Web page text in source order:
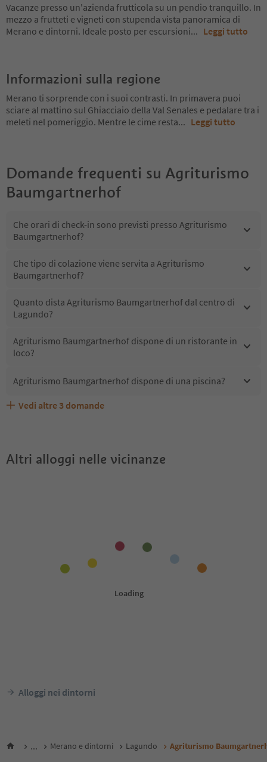
Vacanze presso un'azienda frutticola su un pendio tranquillo. In
mezzo a frutteti e vigneti con stupenda vista panoramica di
Merano e dintorni. Ideale posto per escursioni... Leggi tutto
Informazioni sulla regione
Merano ti sorprende con i suoi contrasti. In primavera puoi
sciare al mattino sul Ghiacciaio della Val Senales e pedalare tra i
meleti nel pomeriggio. Mentre le cime resta... Leggi tutto
Domande frequenti su Agriturismo
Baumgartnerhof
Che orari di check-in sono previsti presso Agriturismo
Baumgartnerhof?
Che tipo di colazione viene servita a Agriturismo
Baumgartnerhof?
Quanto dista Agriturismo Baumgartnerhof dal centro di
Lagundo?
Agriturismo Baumgartnerhof dispone di un ristorante in
loco?
Agriturismo Baumgartnerhof dispone di una piscina?
Agriturismo Baumgartnerhof accetta animali domestici?
Quali servizi/attività sono disponibili presso Agriturismo
Gli ospiti di Agriturismo Baumgartnerhof ricevono l'Alto
Vedi altre 3 domande
Altri alloggi nelle vicinanze
Alloggi nei dintorni
... Merano e dintorni Lagundo Agriturismo